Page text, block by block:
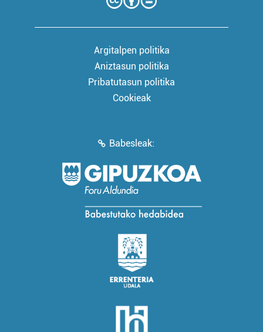
Argitalpen politika
Aniztasun politika
Pribatutasun politika
Cookieak
Babesleak: